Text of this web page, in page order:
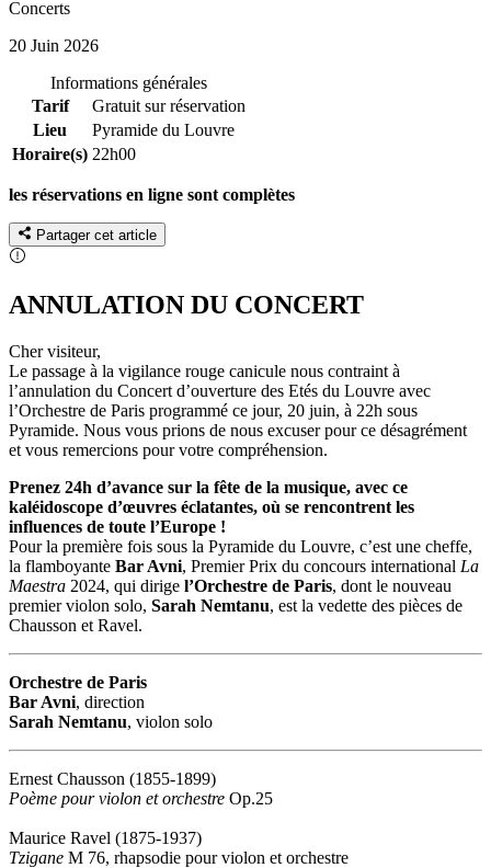
Concerts
20 Juin 2026
Informations générales
Tarif
Gratuit sur réservation
Lieu
Pyramide du Louvre
Horaire(s) 22h00
les réservations en ligne sont complètes
Partager cet article
ANNULATION DU CONCERT
Cher visiteur,
Le passage à la vigilance rouge canicule nous contraint à
l’annulation du Concert d’ouverture des Etés du Louvre avec
l’Orchestre de Paris programmé ce jour, 20 juin, à 22h sous
Pyramide. Nous vous prions de nous excuser pour ce désagrément
et vous remercions pour votre compréhension.
Prenez 24h d’avance sur la fête de la musique, avec ce
kaléidoscope d’œuvres éclatantes, où se rencontrent les
influences de toute l’Europe !
Pour la première fois sous la Pyramide du Louvre, c’est une cheffe,
la flamboyante Bar Avni, Premier Prix du concours international La
Maestra 2024, qui dirige l’Orchestre de Paris, dont le nouveau
premier violon solo, Sarah Nemtanu, est la vedette des pièces de
Chausson et Ravel.
Orchestre de Paris
Bar Avni, direction
Sarah Nemtanu, violon solo
Ernest Chausson (1855-1899)
Poème pour violon et orchestre Op.25
Maurice Ravel (1875-1937)
Tzigane M 76, rhapsodie pour violon et orchestre